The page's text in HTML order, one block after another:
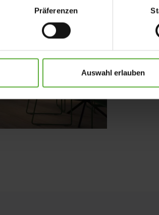
Präferenzen
Auswahl erlauben
Zu den